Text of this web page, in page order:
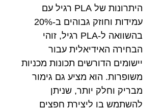
היתרונות של PLA רגיל עם
עמידות וחוזק גבוהים ב-20%
בהשוואה ל-PLA רגיל, זוהי
הבחירה האידיאלית עבור
יישומים הדורשים תכונות מכניות
משופרות. הוא מציע גם גימור
מבריק וחלק יותר, שניתן
להשתמש בו ליצירת חפצים